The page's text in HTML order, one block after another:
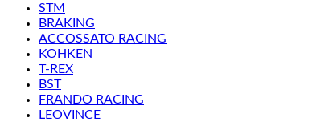
STM
BRAKING
ACCOSSATO RACING
KOHKEN
T-REX
BST
FRANDO RACING
LEOVINCE